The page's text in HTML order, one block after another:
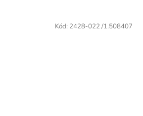
Kód: 2428-022 /1.508407